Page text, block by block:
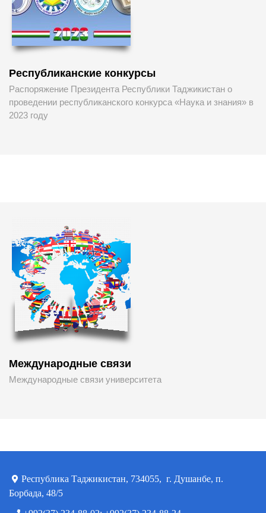
Республиканские конкурсы
Распоряжение Президента Республики Таджикистан о
проведении республиканского конкурса «Наука и знания» в
2023 году
Международные связи
Международные связи университета
Республика Таджикистан, 734055, г. Душанбе, п.
Борбада, 48/5